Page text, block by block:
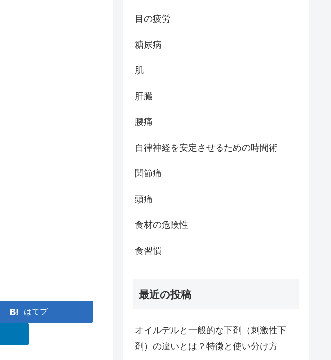
はてブ
目の疲労
糖尿病
肌
肝臓
腰痛
自律神経を安定させるための時間術
関節痛
頭痛
食材の危険性
食習慣
最近の投稿
オイルデルと一般的な下剤（刺激性下
剤）の違いとは？特徴と使い分け方